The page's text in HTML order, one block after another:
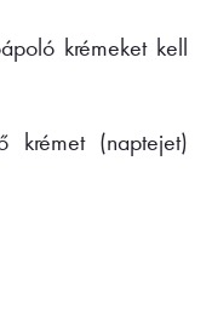
krémeket kell
krémet (naptejet)